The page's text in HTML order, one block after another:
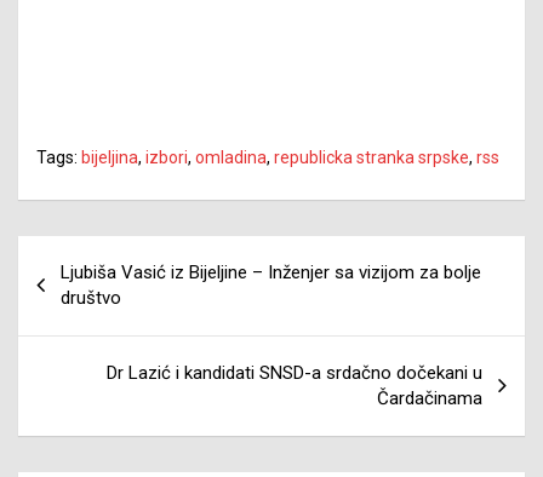
Tags: bijeljina, izbori, omladina, republicka stranka srpske, rss
članaka
Ljubiša Vasić iz Bijeljine – Inženjer sa vizijom za bolje
društvo
Dr Lazić i kandidati SNSD-a srdačno dočekani u
Čardačinama